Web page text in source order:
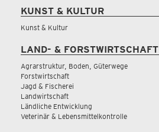
KUNST & KULTUR
Kunst & Kultur
LAND- & FORSTWIRTSCHAFT
Agrarstruktur, Boden, Güterwege
Forstwirtschaft
Jagd & Fischerei
Landwirtschaft
Ländliche Entwicklung
Veterinär & Lebensmittelkontrolle